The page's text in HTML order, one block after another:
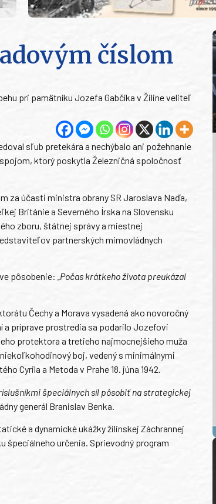
číslom
pri pamätníku Jozefa Gabčíka v Žiline veliteľ
sľub pretekára a nechýbalo ani požehnanie
ktorý poskytla Železničná spoločnosť
za účasti ministra obrany SR Jaroslava Naďa,
Británie a Severného Írska na Slovensku
zboru, štátnej správy a miestnej
partnerských mimovládnych
pôsobenie: „Počas krátkeho života preukázal
Čechy a Morava vysadená ako novoročný
a príprave prostredia sa podarilo Jozefovi
protektora a tretieho najmocnejšieho muža
boj, vedený s minimálnymi
Cyrila a Metoda v Prahe 18. júna 1942.
špeciálnych síl pôsobiť na strategickej
generál Branislav Benka.
a dynamické ukážky žilinskej Záchrannej
špeciálneho určenia. Sprievodný program